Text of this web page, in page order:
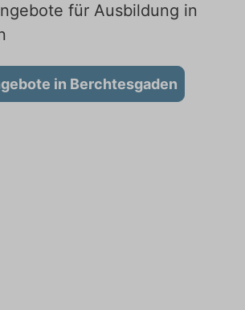
für Ausbildung in
in Berchtesgaden